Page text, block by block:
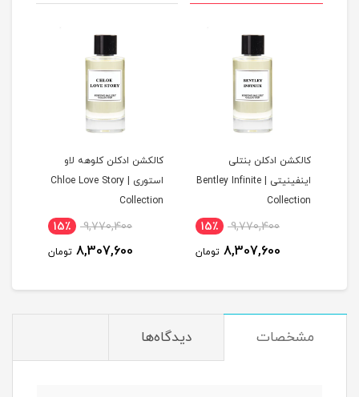
کالکشن ادکلن بنتلی
اینفینیتی | Bentley Infinite
Collection
9,770,400 15٪
8,307,600 تومان
کالکشن ادکلن کلوهه لاو
استوری | Chloe Love Story
Collection
9,770,400 15٪
8,307,600 تومان
مشخصات دیدگاه‌ها